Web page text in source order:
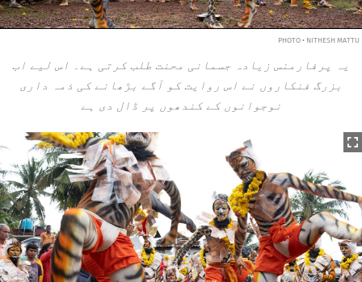
PHOTO • NITHESH MATTU
یہ پرفارمنس زیادہ جسمانی محنت طلب کرتی ہے۔ اس لیے اب
بزرگ فنکاروں نے اس روایت کو آگے بڑھانے کی ذمہ داری
نوجوانوں کے کندھوں پر ڈال دی ہے